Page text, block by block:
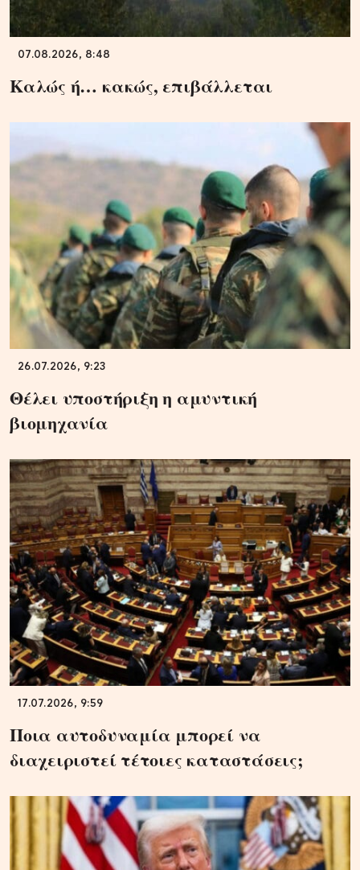
07.08.2026, 8:48
Καλώς ή… κακώς, επιβάλλεται
26.07.2026, 9:23
Θέλει υποστήριξη η αμυντική
βιομηχανία
17.07.2026, 9:59
Ποια αυτοδυναμία μπορεί να
διαχειριστεί τέτοιες καταστάσεις;